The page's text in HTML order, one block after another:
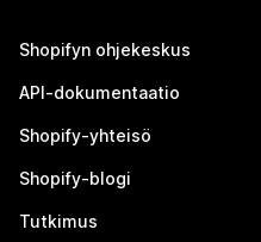
Shopifyn ohjekeskus
API-dokumentaatio
Shopify-yhteisö
Shopify-blogi
Tutkimus